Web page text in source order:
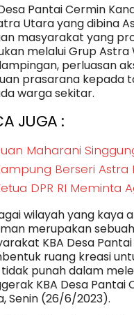
Pantai Cermin
Utara yang dibina
masyarakat yang
melalui Grup
perluasan
prasarana kepada
warga sekitar.
JUGA :
Maharani
Berseri Astra
DPR RI Meminta
wilayah yang kaya
merupakan
KBA Desa
ruang kreasi
punah dalam
KBA Desa Pantai
Senin (26/6/2023).